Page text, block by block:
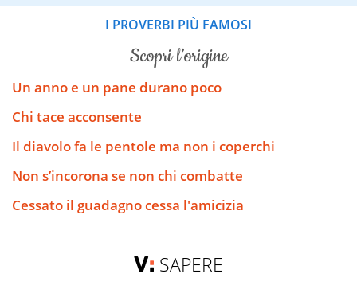
I PROVERBI PIÙ FAMOSI
scopri l’origine
Un anno e un pane durano poco
Chi tace acconsente
Il diavolo fa le pentole ma non i coperchi
Non s’incorona se non chi combatte
Cessato il guadagno cessa l'amicizia
SAPERE